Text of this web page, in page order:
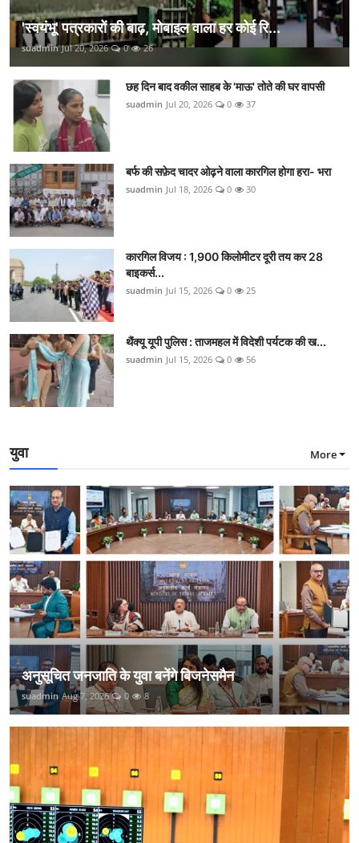
'स्वयंभू' पत्रकारों की बाढ़, मोबाइल वाला हर कोई रि...
suadmin Jul 20, 2026 0 26
छह दिन बाद वकील साहब के 'माऊ' तोते की घर वापसी
suadmin Jul 20, 2026 0 37
बर्फ की सफ़ेद चादर ओढ़ने वाला कारगिल होगा हरा- भरा
suadmin Jul 18, 2026 0 30
कारगिल विजय : 1,900 किलोमीटर दूरी तय कर 28
बाइकर्स...
suadmin Jul 15, 2026 0 25
थैंक्यू यूपी पुलिस : ताजमहल में विदेशी पर्यटक की ख...
suadmin Jul 15, 2026 0 56
युवा More
अनुसूचित जनजाति के युवा बनेंगे बिजनेसमैन
suadmin Aug 7, 2026 0 8